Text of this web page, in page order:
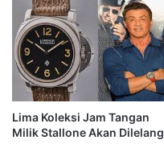
Lima Koleksi Jam Tangan
Milik Stallone Akan Dilelang